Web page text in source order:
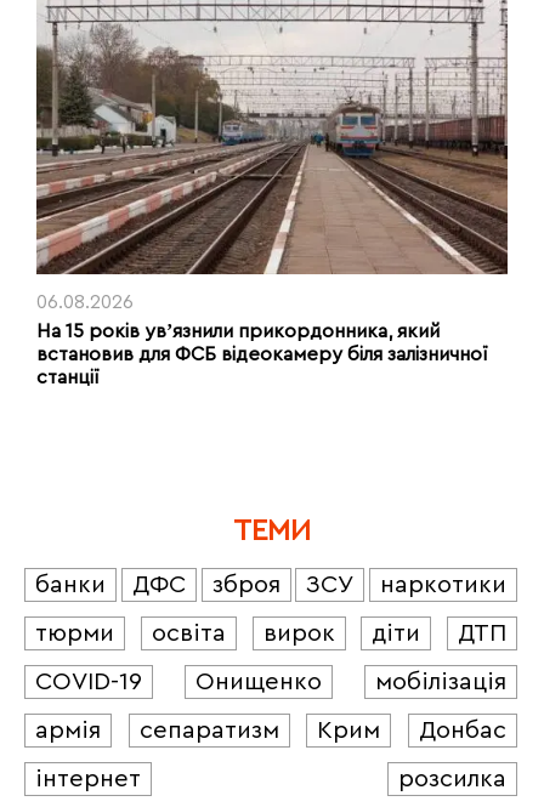
06.08.2026
На 15 років увʼязнили прикордонника, який
встановив для ФСБ відеокамеру біля залізничної
станції
ТЕМИ
банки ДФС зброя ЗСУ
наркотики
тюрми
освіта вирок діти
ДТП
COVID-19
Онищенко
мобілізація
армія
сепаратизм Крим
Донбас
інтернет
розсилка